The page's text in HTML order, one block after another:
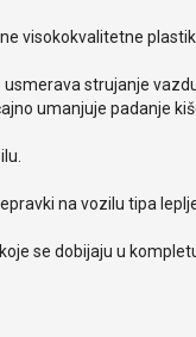
visokokvalitetne
strujanje
umanjuje padanje
na vozilu tipa
se dobijaju u